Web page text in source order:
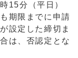
15分（平日）
期限までに申請
設定した締切ま
は、否認定とな